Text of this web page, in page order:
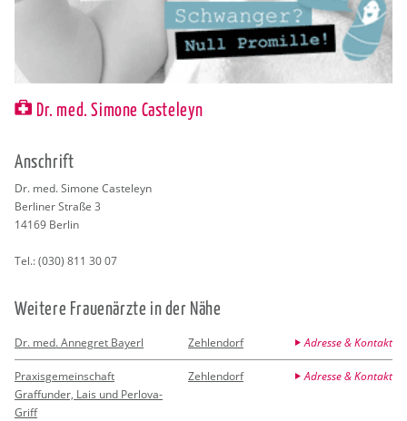
Dr. med. Simone Casteleyn
An­schrift
Dr. med. Si­mo­ne Cas­te­leyn
Ber­li­ner Stra­ße 3
14169 Ber­lin
Tel.:(030) 811 30 07
Wei­te­re Frau­en­ärz­te in der Nähe
Dr. med. Annegret Bayerl Zehlendorf Adresse & Kontakt
Praxisgemeinschaft
Graffunder, Lais und Perlova-
Griff
Zehlendorf Adresse & Kontakt